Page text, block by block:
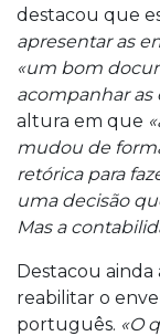
destacou que
apresentar as
«um bom
acompanhar as
altura em que
mudou de
retórica para
uma decisão
Mas a
Destacou
reabilitar o
português. «O